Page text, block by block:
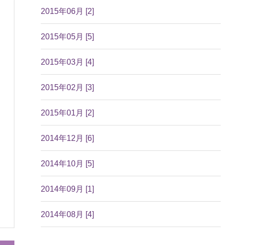
2015年06月 [2]
2015年05月 [5]
2015年03月 [4]
2015年02月 [3]
2015年01月 [2]
2014年12月 [6]
2014年10月 [5]
2014年09月 [1]
2014年08月 [4]